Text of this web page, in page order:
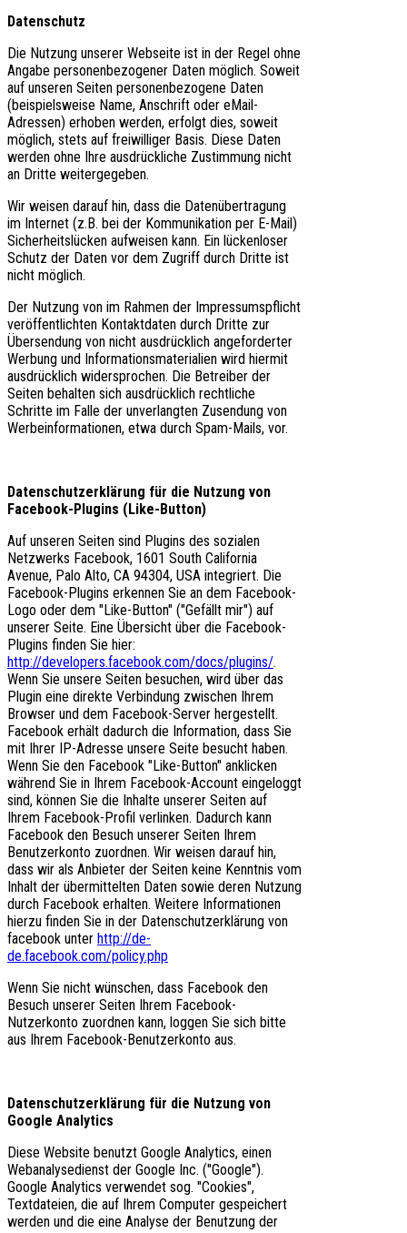
Datenschutz
Die Nutzung unserer Webseite ist in der Regel ohne
Angabe personenbezogener Daten möglich. Soweit
auf unseren Seiten personenbezogene Daten
(beispielsweise Name, Anschrift oder eMail-
Adressen) erhoben werden, erfolgt dies, soweit
möglich, stets auf freiwilliger Basis. Diese Daten
werden ohne Ihre ausdrückliche Zustimmung nicht
an Dritte weitergegeben.
Wir weisen darauf hin, dass die Datenübertragung
im Internet (z.B. bei der Kommunikation per E-Mail)
Sicherheitslücken aufweisen kann. Ein lückenloser
Schutz der Daten vor dem Zugriff durch Dritte ist
nicht möglich.
Der Nutzung von im Rahmen der Impressumspflicht
veröffentlichten Kontaktdaten durch Dritte zur
Übersendung von nicht ausdrücklich angeforderter
Werbung und Informationsmaterialien wird hiermit
ausdrücklich widersprochen. Die Betreiber der
Seiten behalten sich ausdrücklich rechtliche
Schritte im Falle der unverlangten Zusendung von
Werbeinformationen, etwa durch Spam-Mails, vor.
Datenschutzerklärung für die Nutzung von
Facebook-Plugins (Like-Button)
Auf unseren Seiten sind Plugins des sozialen
Netzwerks Facebook, 1601 South California
Avenue, Palo Alto, CA 94304, USA integriert. Die
Facebook-Plugins erkennen Sie an dem Facebook-
Logo oder dem "Like-Button" ("Gefällt mir") auf
unserer Seite. Eine Übersicht über die Facebook-
Plugins finden Sie hier:
http://developers.facebook.com/docs/plugins/.
Wenn Sie unsere Seiten besuchen, wird über das
Plugin eine direkte Verbindung zwischen Ihrem
Browser und dem Facebook-Server hergestellt.
Facebook erhält dadurch die Information, dass Sie
mit Ihrer IP-Adresse unsere Seite besucht haben.
Wenn Sie den Facebook "Like-Button" anklicken
während Sie in Ihrem Facebook-Account eingeloggt
sind, können Sie die Inhalte unserer Seiten auf
Ihrem Facebook-Profil verlinken. Dadurch kann
Facebook den Besuch unserer Seiten Ihrem
Benutzerkonto zuordnen. Wir weisen darauf hin,
dass wir als Anbieter der Seiten keine Kenntnis vom
Inhalt der übermittelten Daten sowie deren Nutzung
durch Facebook erhalten. Weitere Informationen
hierzu finden Sie in der Datenschutzerklärung von
facebook unter http://de-
de.facebook.com/policy.php
Wenn Sie nicht wünschen, dass Facebook den
Besuch unserer Seiten Ihrem Facebook-
Nutzerkonto zuordnen kann, loggen Sie sich bitte
aus Ihrem Facebook-Benutzerkonto aus.
Datenschutzerklärung für die Nutzung von
Google Analytics
Diese Website benutzt Google Analytics, einen
Webanalysedienst der Google Inc. ("Google").
Google Analytics verwendet sog. "Cookies",
Textdateien, die auf Ihrem Computer gespeichert
werden und die eine Analyse der Benutzung der